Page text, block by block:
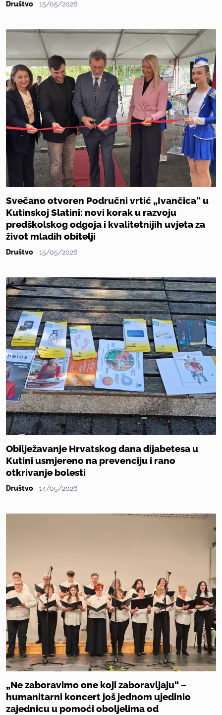
Društvo 15/05/2026
Svečano otvoren Područni vrtić „Ivančica“ u
Kutinskoj Slatini: novi korak u razvoju
predškolskog odgoja i kvalitetnijih uvjeta za
život mladih obitelji
Društvo 15/05/2026
Obilježavanje Hrvatskog dana dijabetesa u
Kutini usmjereno na prevenciju i rano
otkrivanje bolesti
Društvo 14/05/2026
„Ne zaboravimo one koji zaboravljaju“ –
humanitarni koncert još jednom ujedinio
zajednicu u pomoći oboljelima od